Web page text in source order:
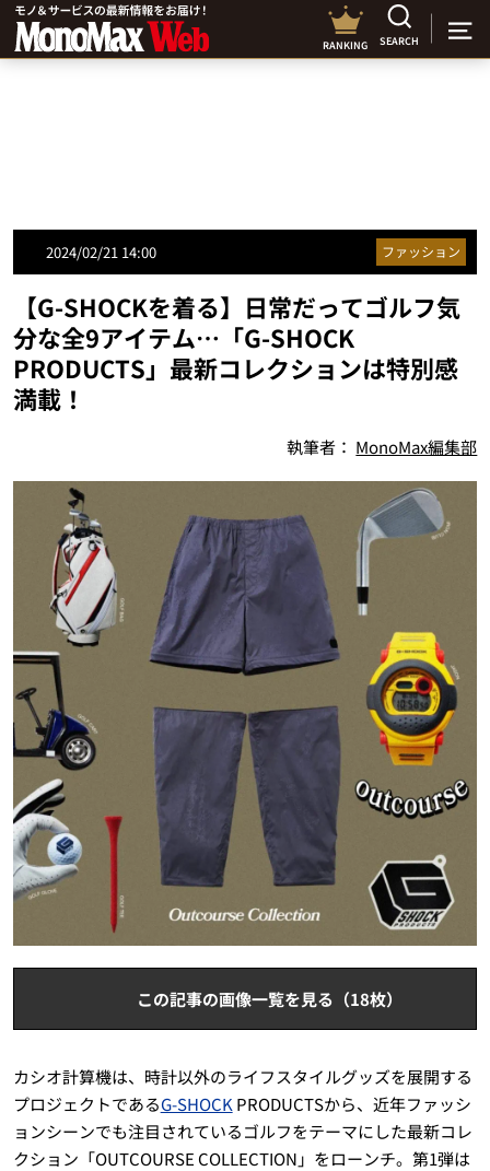
RANKING SEARCH
2024/02/21 14:00 ファッション
【G-SHOCKを着る】日常だってゴルフ気
分な全9アイテム…「G-SHOCK
PRODUCTS」最新コレクションは特別感
満載！
執筆者： MonoMax編集部
この記事の画像一覧を見る（18枚）
カシオ計算機は、時計以外のライフスタイルグッズを展開する
プロジェクトであるG-SHOCK PRODUCTSから、近年ファッシ
ョンシーンでも注目されているゴルフをテーマにした最新コレ
クション「OUTCOURSE COLLECTION」をローンチ。第1弾は